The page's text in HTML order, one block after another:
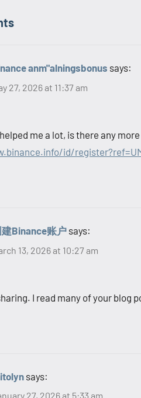
anm"alningsbonus says:
27, 2026 at 11:37 am
me a lot, is there any
id/
Binance账户 says:
13, 2026 at 10:27 am
I read many of your blog
says:
27, 2026 at 5:33 am